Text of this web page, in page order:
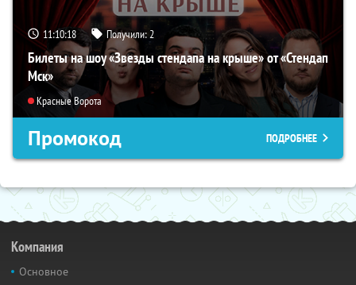
11:10:17 Получили:2
Билеты на шоу «Звезды стендапа на крыше» от «Стендап
Мск»
Красные Ворота
Промокод ПОДРОБНЕЕ
Компания
Основное